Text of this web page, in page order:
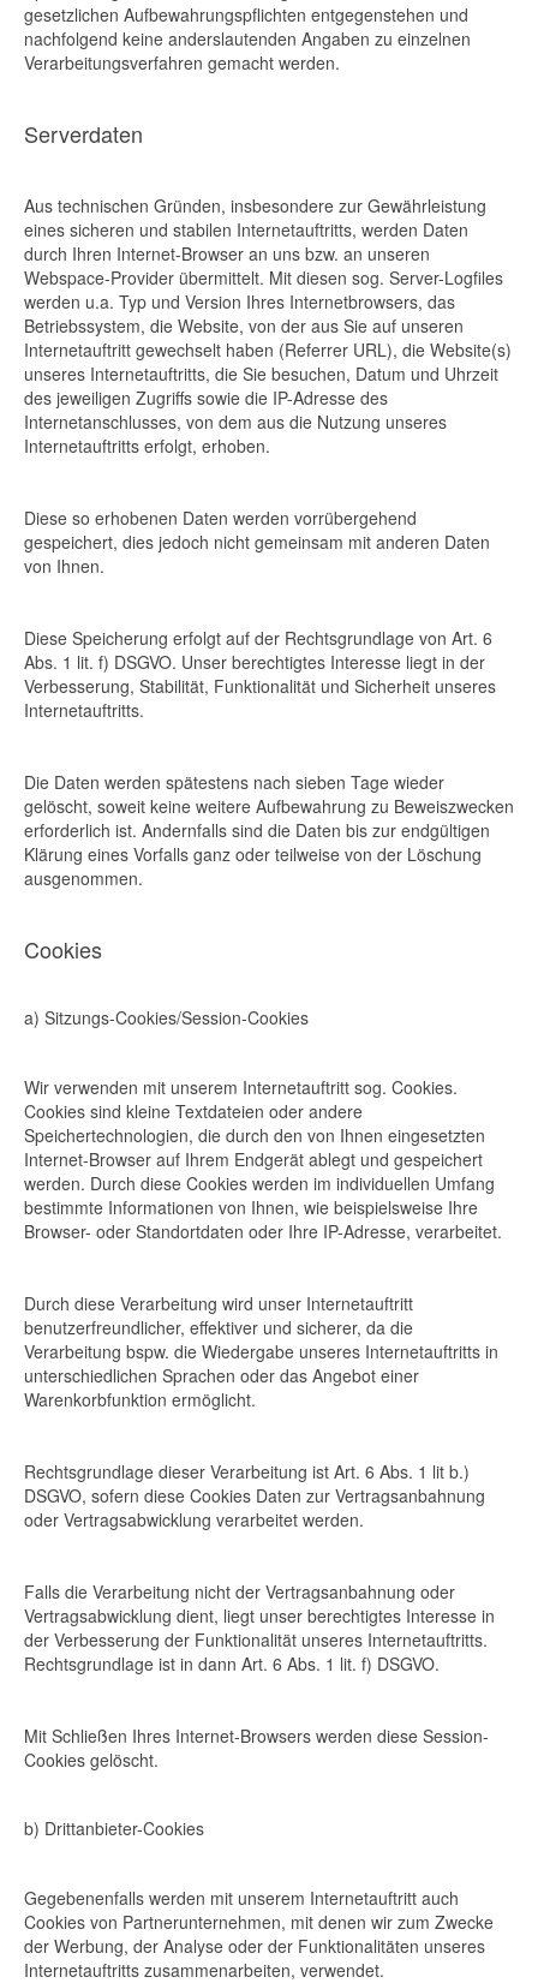
gesetzlichen Aufbewahrungspflichten entgegenstehen und
nachfolgend keine anderslautenden Angaben zu einzelnen
Verarbeitungsverfahren gemacht werden.
Serverdaten
Aus technischen Gründen, insbesondere zur Gewährleistung
eines sicheren und stabilen Internetauftritts, werden Daten
durch Ihren Internet-Browser an uns bzw. an unseren
Webspace-Provider übermittelt. Mit diesen sog. Server-Logfiles
werden u.a. Typ und Version Ihres Internetbrowsers, das
Betriebssystem, die Website, von der aus Sie auf unseren
Internetauftritt gewechselt haben (Referrer URL), die Website(s)
unseres Internetauftritts, die Sie besuchen, Datum und Uhrzeit
des jeweiligen Zugriffs sowie die IP-Adresse des
Internetanschlusses, von dem aus die Nutzung unseres
Internetauftritts erfolgt, erhoben.
Diese so erhobenen Daten werden vorrübergehend
gespeichert, dies jedoch nicht gemeinsam mit anderen Daten
von Ihnen.
Diese Speicherung erfolgt auf der Rechtsgrundlage von Art. 6
Abs. 1 lit. f) DSGVO. Unser berechtigtes Interesse liegt in der
Verbesserung, Stabilität, Funktionalität und Sicherheit unseres
Internetauftritts.
Die Daten werden spätestens nach sieben Tage wieder
gelöscht, soweit keine weitere Aufbewahrung zu Beweiszwecken
erforderlich ist. Andernfalls sind die Daten bis zur endgültigen
Klärung eines Vorfalls ganz oder teilweise von der Löschung
ausgenommen.
Cookies
a) Sitzungs-Cookies/Session-Cookies
Wir verwenden mit unserem Internetauftritt sog. Cookies.
Cookies sind kleine Textdateien oder andere
Speichertechnologien, die durch den von Ihnen eingesetzten
Internet-Browser auf Ihrem Endgerät ablegt und gespeichert
werden. Durch diese Cookies werden im individuellen Umfang
bestimmte Informationen von Ihnen, wie beispielsweise Ihre
Browser- oder Standortdaten oder Ihre IP-Adresse, verarbeitet.
Durch diese Verarbeitung wird unser Internetauftritt
benutzerfreundlicher, effektiver und sicherer, da die
Verarbeitung bspw. die Wiedergabe unseres Internetauftritts in
unterschiedlichen Sprachen oder das Angebot einer
Warenkorbfunktion ermöglicht.
Rechtsgrundlage dieser Verarbeitung ist Art. 6 Abs. 1 lit b.)
DSGVO, sofern diese Cookies Daten zur Vertragsanbahnung
oder Vertragsabwicklung verarbeitet werden.
Falls die Verarbeitung nicht der Vertragsanbahnung oder
Vertragsabwicklung dient, liegt unser berechtigtes Interesse in
der Verbesserung der Funktionalität unseres Internetauftritts.
Rechtsgrundlage ist in dann Art. 6 Abs. 1 lit. f) DSGVO.
Mit Schließen Ihres Internet-Browsers werden diese Session-
Cookies gelöscht.
b) Drittanbieter-Cookies
Gegebenenfalls werden mit unserem Internetauftritt auch
Cookies von Partnerunternehmen, mit denen wir zum Zwecke
der Werbung, der Analyse oder der Funktionalitäten unseres
Internetauftritts zusammenarbeiten, verwendet.